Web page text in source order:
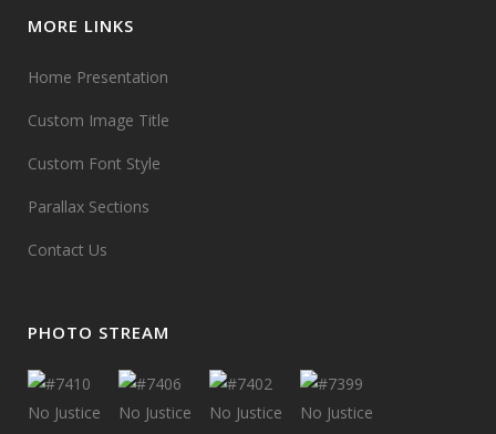
MORE LINKS
Home Presentation
Custom Image Title
Custom Font Style
Parallax Sections
Contact Us
PHOTO STREAM